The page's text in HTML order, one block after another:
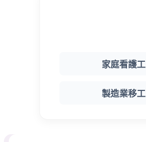
家庭看護工
製造業移工